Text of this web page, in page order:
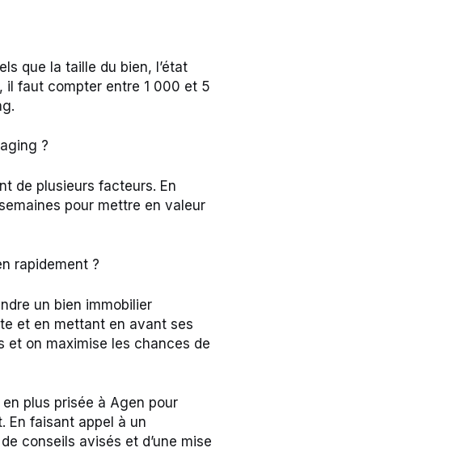
que la taille du bien, l’état
il faut compter entre 1 000 et 5
?
de plusieurs facteurs. En
pour mettre en valeur
rapidement ?
un bien immobilier
et en mettant en avant ses
on maximise les chances de
plus prisée à Agen pour
En faisant appel à un
conseils avisés et d’une mise